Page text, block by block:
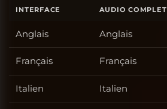
INTERFACE AUDIO COMPLET
Anglais Anglais
Français Français
Italien Italien